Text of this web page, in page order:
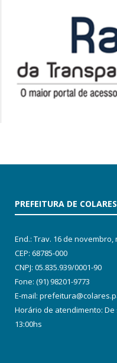
PREFEITURA DE COLARES
End.: Trav. 16 de novembro,
CEP: 68785-000
CNPJ: 05.835.939/0001-90
Fone: (91) 98201-9773
E-mail:
Horário de atendimento:
13:00hs